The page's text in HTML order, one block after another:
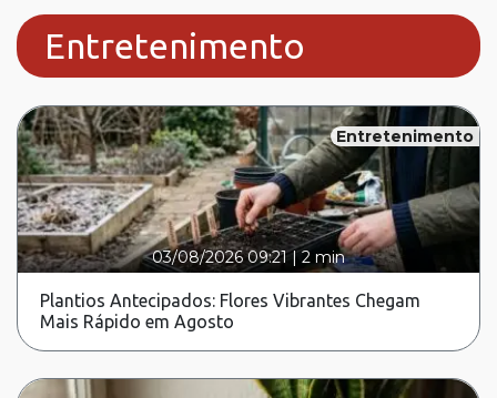
Entretenimento
Entretenimento
03/08/2026 09:21|2 min
Plantios Antecipados: Flores Vibrantes Chegam
Mais Rápido em Agosto